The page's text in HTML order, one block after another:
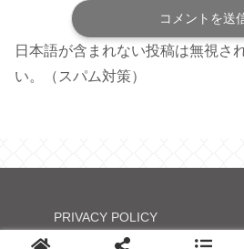
日本語が含まれない投稿は無視さ
い。（スパム対策）
PRIVACY POLICY